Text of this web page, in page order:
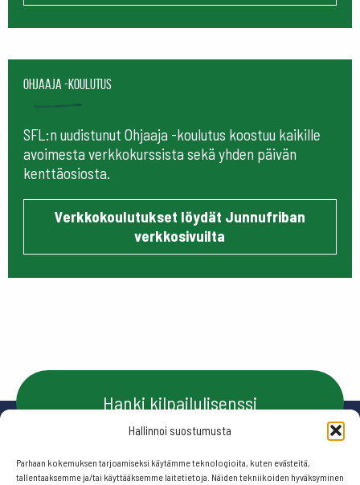
Hallinnoi suostumusta
Parhaan kokemuksen tarjoamiseksi käytämme teknologioita, kuten evästeitä,
tallentaaksemme ja/tai käyttääksemme laitetietoja. Näiden tekniikoiden hyväksyminen
Ohjaaja -koulutus
SFL:n uudistunut Ohjaaja -koulutus koostuu kaikille
avoimesta verkkokurssista sekä yhden päivän
kenttäosiosta.
Verkkokoulutukset löydät Junnufriban
verkkosivuilta
Hanki kilpailulisenssi
Ota yhteyttä